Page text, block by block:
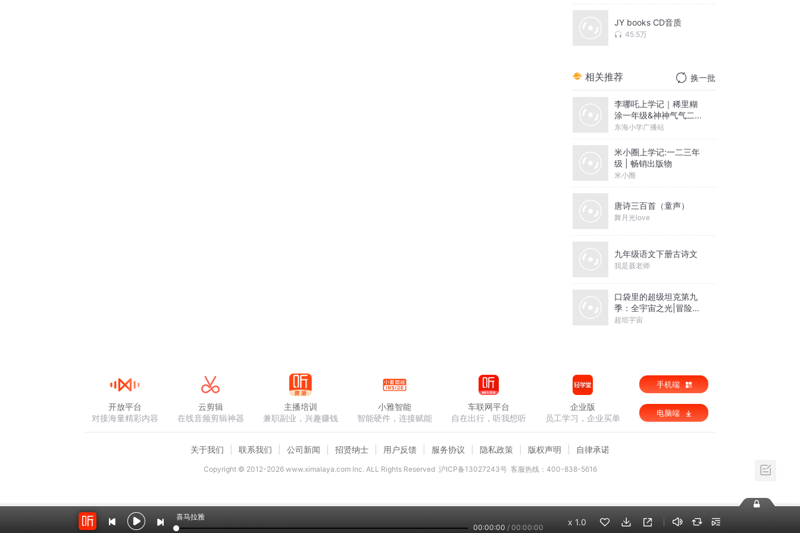
JY books CD音质
45.5万
相关推荐 换一批
李哪吒上学记｜稀里糊
涂一年级&神神气气二年
级
东海小学广播站
米小圈上学记:一二三年
级 | 畅销出版物
米小圈
唐诗三百首（童声）
舞月光love
九年级语文下册古诗文
我是聂老师
口袋里的超级坦克第九
季：全宇宙之光|冒险故
事|超能装甲兵团
超坦宇宙
喜马拉雅
00:00:00 / 00:00:00
x 1.0
开放平台
对接海量精彩内容
云剪辑
在线音频剪辑神器
主播培训
兼职副业，兴趣赚钱
小雅智能
智能硬件，连接赋能
车联网平台
自在出行，听我想听
企业版
员工学习，企业买单
手机端
电脑端
关于我们 联系我们 公司新闻 招贤纳士 用户反馈 服务协议 隐私政策 版权声明 自律承诺
Copyright © 2012-2026www.ximalaya.com lnc. ALL Rights Reserved 沪ICP备13027243号 客服热线：400-838-5616